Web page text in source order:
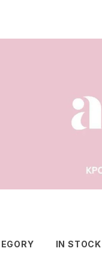
IN STOCK